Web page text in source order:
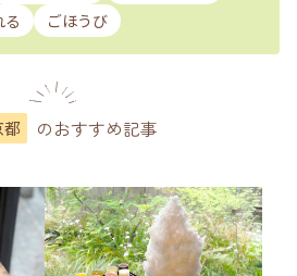
る ごほうび
都 のおすすめ記事